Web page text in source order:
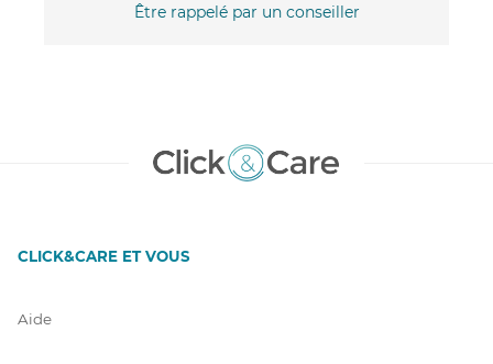
Être rappelé par un conseiller
CLICK&CARE ET VOUS
Aide